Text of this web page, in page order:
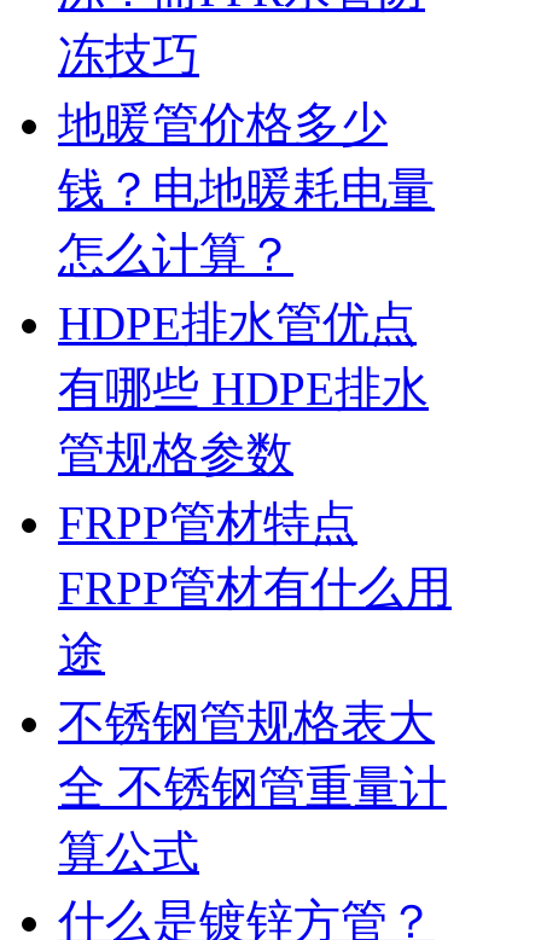
冻技巧
地暖管价格多少
钱？电地暖耗电量
怎么计算？
HDPE排水管优点
有哪些 HDPE排水
管规格参数
FRPP管材特点
FRPP管材有什么用
途
不锈钢管规格表大
全 不锈钢管重量计
算公式
什么是镀锌方管？